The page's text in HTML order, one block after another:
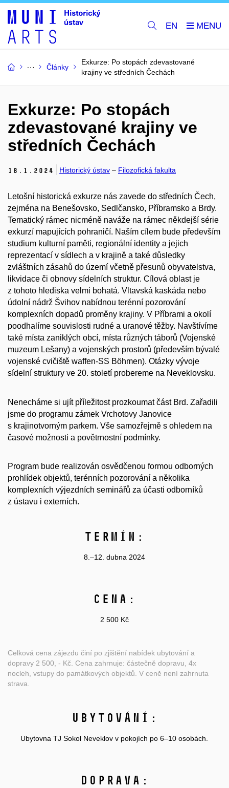
EN
Články
Exkurze: Po stopách zdevastované
krajiny ve středních Čechách
Exkurze: Po stopách
zdevastované krajiny ve
středních Čechách
18. 1. 2024 Historický ústav – Filozofická fakulta
Letošní historická exkurze nás zavede do středních Čech,
zejména na Benešovsko, Sedlčansko, Příbramsko a Brdy.
Tematický rámec nicméně naváže na rámec někdejší série
exkurzí mapujících pohraničí. Naším cílem bude především
studium kulturní paměti, regionální identity a jejich
reprezentací v sídlech a v krajině a také důsledky
zvláštních zásahů do území včetně přesunů obyvatelstva,
likvidace či obnovy sídelních struktur. Cílová oblast je
z tohoto hlediska velmi bohatá. Vltavská kaskáda nebo
údolní nádrž Švihov nabídnou terénní pozorování
komplexních dopadů proměny krajiny. V Příbrami a okolí
poodhalíme souvislosti rudné a uranové těžby. Navštívíme
také místa zaniklých obcí, místa různých táborů (Vojenské
muzeum Lešany) a vojenských prostorů (především bývalé
vojenské cvičiště waffen-SS Böhmen). Otázky vývoje
sídelní struktury ve 20. století probereme na Neveklovsku.
Nenecháme si ujít příležitost prozkoumat část Brd. Zařadili
jsme do programu zámek Vrchotovy Janovice
s krajinotvorným parkem. Vše samozřejmě s ohledem na
časové možnosti a povětrnostní podmínky.
Program bude realizován osvědčenou formou odborných
prohlídek objektů, terénních pozorování a několika
komplexních výjezdních seminářů za účasti odborníků
z ústavu i externích.
Termín:
8.–12. dubna 2024
Cena:
2 500 Kč
Celková cena zájezdu činí po zjištění nabídek ubytování a
dopravy 2 500, - Kč. Cena zahrnuje: částečně dopravu, 4x
nocleh, vstupy do památkových objektů. V ceně není zahrnuta
strava.
Ubytování:
Ubytovna TJ Sokol Neveklov v pokojích po 6–10 osobách.
Doprava: